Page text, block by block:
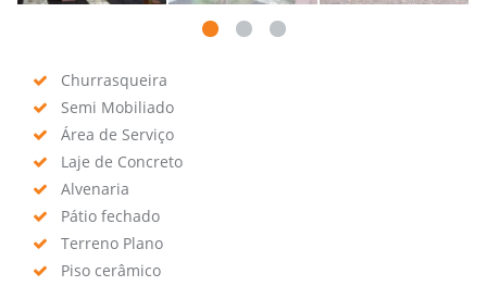
Churrasqueira
Semi Mobiliado
Área de Serviço
Laje de Concreto
Alvenaria
Pátio fechado
Terreno Plano
Piso cerâmico